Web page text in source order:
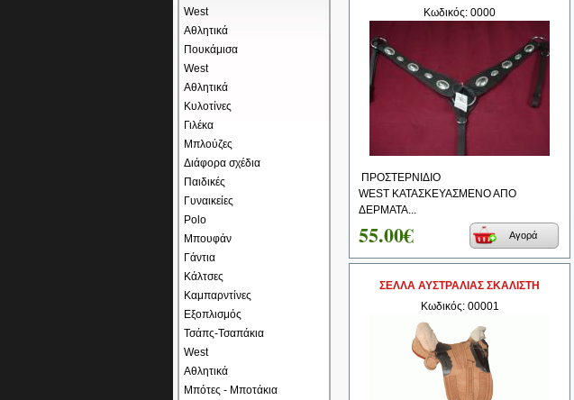
West
Αθλητικά
Πουκάμισα
West
Αθλητικά
Κυλοτίνες
Γιλέκα
Μπλούζες
Διάφορα σχέδια
Παιδικές
Γυναικείες
Polo
Μπουφάν
Γάντια
Κάλτσες
Καμπαρντίνες
Εξοπλισμός
Τσάπς-Τσαπάκια
West
Αθλητικά
Μπότες - Μποτάκια
Κωδικός: 0000
ΠΡΟΣΤΕΡΝΙΔΙΟ
WEST ΚΑΤΑΣΚΕΥΑΣΜΕΝΟ ΑΠΟ
ΔΕΡΜΑΤΑ...
55.00€ Αγορά
ΣΕΛΛΑ ΑΥΣΤΡΑΛΙΑΣ ΣΚΑΛΙΣΤΗ
Κωδικός: 00001